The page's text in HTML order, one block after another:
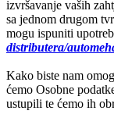
izvršavanje vaših
sa jednom drugom
mogu ispuniti
distributera/
Kako biste nam
ćemo Osobne
ustupili te ćemo ih